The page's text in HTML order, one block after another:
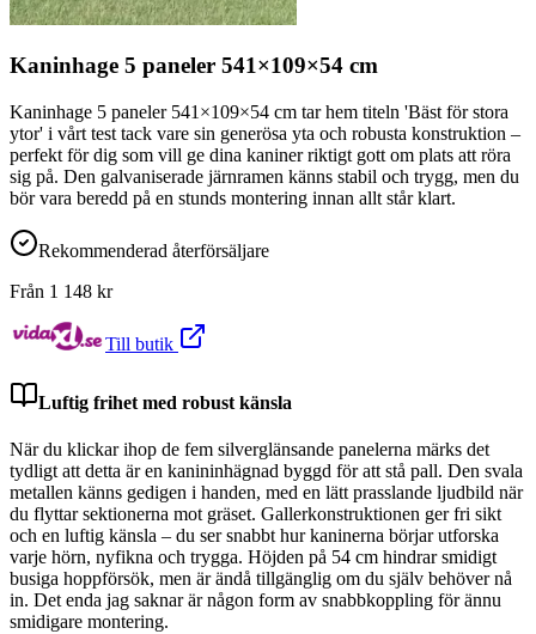
Kaninhage 5 paneler 541×109×54 cm
Kaninhage 5 paneler 541×109×54 cm tar hem titeln 'Bäst för stora
ytor' i vårt test tack vare sin generösa yta och robusta konstruktion –
perfekt för dig som vill ge dina kaniner riktigt gott om plats att röra
sig på. Den galvaniserade järnramen känns stabil och trygg, men du
bör vara beredd på en stunds montering innan allt står klart.
Rekommenderad återförsäljare
Från 1 148 kr
Till butik
Luftig frihet med robust känsla
När du klickar ihop de fem silverglänsande panelerna märks det
tydligt att detta är en kanininhägnad byggd för att stå pall. Den svala
metallen känns gedigen i handen, med en lätt prasslande ljudbild när
du flyttar sektionerna mot gräset. Gallerkonstruktionen ger fri sikt
och en luftig känsla – du ser snabbt hur kaninerna börjar utforska
varje hörn, nyfikna och trygga. Höjden på 54 cm hindrar smidigt
busiga hoppförsök, men är ändå tillgänglig om du själv behöver nå
in. Det enda jag saknar är någon form av snabbkoppling för ännu
smidigare montering.